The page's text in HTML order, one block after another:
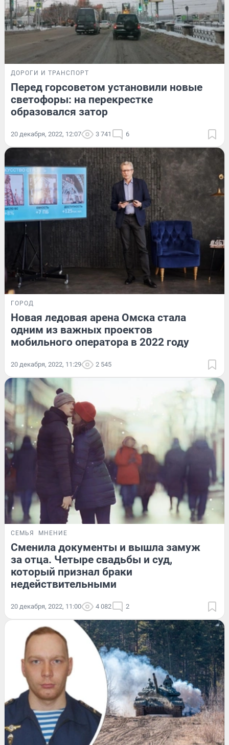
ДОРОГИ И ТРАНСПОРТ
Перед горсоветом установили новые
светофоры: на перекрестке
образовался затор
20 декабря, 2022, 12:07 3 741 6
ГОРОД
Новая ледовая арена Омска стала
одним из важных проектов
мобильного оператора в 2022 году
20 декабря, 2022, 11:29 2 545
СЕМЬЯ МНЕНИЕ
Сменила документы и вышла замуж
за отца. Четыре свадьбы и суд,
который признал браки
недействительными
20 декабря, 2022, 11:00 4 082 2